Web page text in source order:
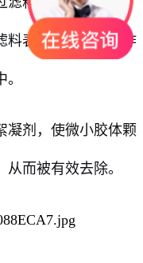
料表面，或在重力作
凝剂，使微小胶体颗
而被有效去除。